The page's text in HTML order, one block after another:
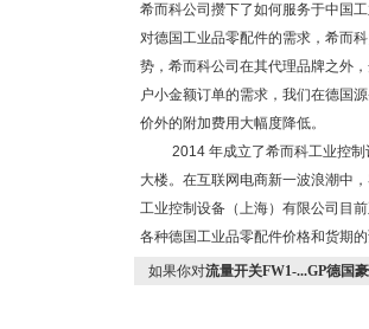
希而科公司攒下了如何服务于中国
对德国工业品零配件的需求，希而
势，希而科公司在其代理品牌之外
户小金额订单的需求，我们在德国
价外的附加费用大幅度降低。
2014 年成立了希而科工业控
大楼。在互联网电商新一波浪潮中
工业控制设备（上海）有限公司目
各种德国工业品零配件价格和货期
如果你对流量开关FW1-...GP德国